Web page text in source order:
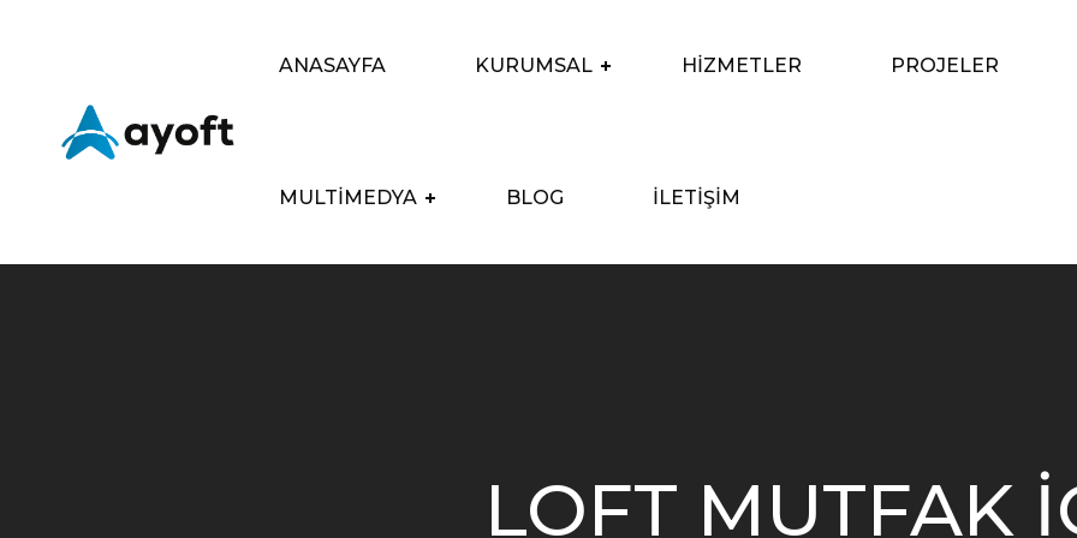
ANASAYFA KURUMSAL HIZMETLER PROJELER
MULTIMEDYA BLOG İLETIŞIM
LOFT MUTFAK